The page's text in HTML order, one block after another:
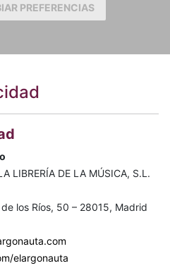
PREFERENCIAS
LIBRERÍA DE LA MÚSICA, S.L.
los Ríos, 50 – 28015, Madrid
elargonauta